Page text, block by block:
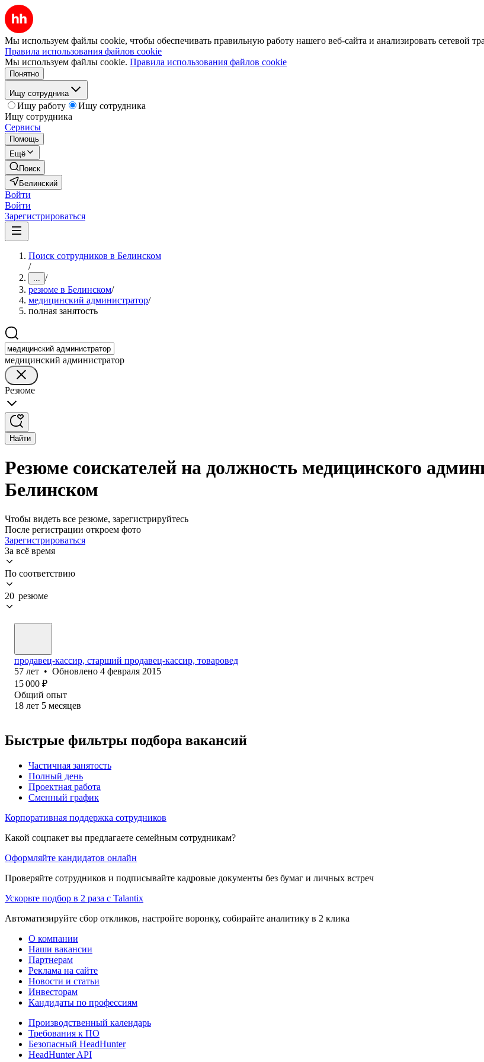
Мы используем файлы cookie, чтобы обеспечивать правильную работу нашего веб-сайта и анализировать сетевой
Правила использования файлов cookie
Мы используем файлы cookie. Правила использования файлов cookie
Понятно
Ищу сотрудника
Ищу работу
Ищу сотрудника
Ищу сотрудника
Сервисы
Помощь
Ещё
Поиск
Белинский
Войти
Войти
Зарегистрироваться
Поиск сотрудников в Белинском
/
... /
резюме в Белинском/
медицинский администратор/
полная занятость
медицинский администратор
Резюме
Найти
Резюме соискателей на должность медицинского
Белинском
Чтобы видеть все резюме, зарегистрируйтесь
После регистрации откроем фото
Зарегистрироваться
За всё время
По соответствию
20 резюме
продавец-кассир, старший продавец-кассир, товаровед
57 лет • Обновлено 4 февраля 2015
15 000 ₽
Общий опыт
18 лет 5 месяцев
Быстрые фильтры подбора вакансий
Частичная занятость
Полный день
Проектная работа
Сменный график
Корпоративная поддержка сотрудников
Какой соцпакет вы предлагаете семейным сотрудникам?
Оформляйте кандидатов онлайн
Проверяйте сотрудников и подписывайте кадровые документы без бумаг и личных встреч
Ускорьте подбор в 2 раза с Talantix
Автоматизируйте сбор откликов, настройте воронку, собирайте аналитику в 2 клика
О компании
Наши вакансии
Партнерам
Реклама на сайте
Новости и статьи
Инвесторам
Кандидаты по профессиям
Производственный календарь
Требования к ПО
Безопасный HeadHunter
HeadHunter API